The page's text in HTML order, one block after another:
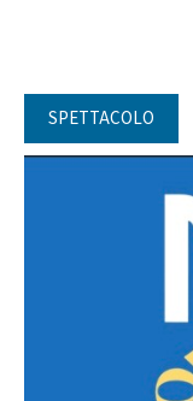
SPETTACOLO